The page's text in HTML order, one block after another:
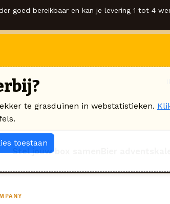
goed bereikbaar en kan je levering 1 tot 4
Stel jouw box samen
te grasduinen in webstatistieken.
toestaan